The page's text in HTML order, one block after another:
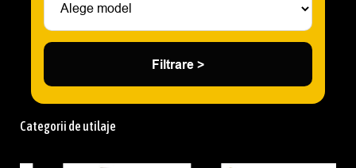
Filtrare >
Categorii de utilaje